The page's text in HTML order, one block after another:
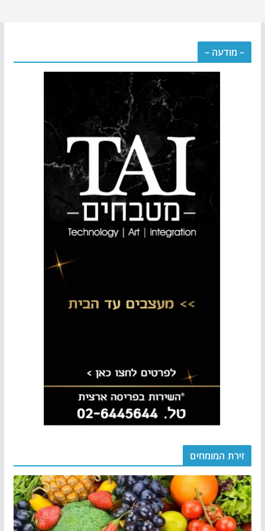
– מודעה –
זירת המומחים